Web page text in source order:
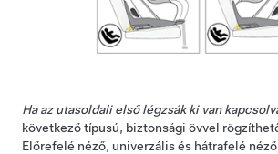
Ha az utasoldali első légzsák ki van
következő típusú, biztonsági övvel
Előrefelé néző, univerzális és hátrafelé